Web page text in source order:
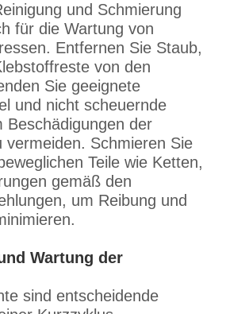
und Schmierung
für die Wartung von
Entfernen Sie Staub,
von den
Sie geeignete
und nicht scheuernde
Beschädigungen der
vermeiden. Schmieren Sie
Teile wie Ketten,
gemäß den
um Reibung und
Wartung der
sind entscheidende